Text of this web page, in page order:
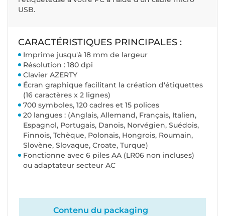
USB.
CARACTÉRISTIQUES PRINCIPALES :
Imprime jusqu'à 18 mm de largeur
Résolution : 180 dpi
Clavier AZERTY
Écran graphique facilitant la création d'étiquettes
(16 caractères x 2 lignes)
700 symboles, 120 cadres et 15 polices
20 langues : (Anglais, Allemand, Français, Italien,
Espagnol, Portugais, Danois, Norvégien, Suédois,
Finnois, Tchèque, Polonais, Hongrois, Roumain,
Slovène, Slovaque, Croate, Turque)
Fonctionne avec 6 piles AA (LR06 non incluses)
ou adaptateur secteur AC
Contenu du packaging